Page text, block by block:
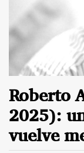
Roberto
2025):
vuelve